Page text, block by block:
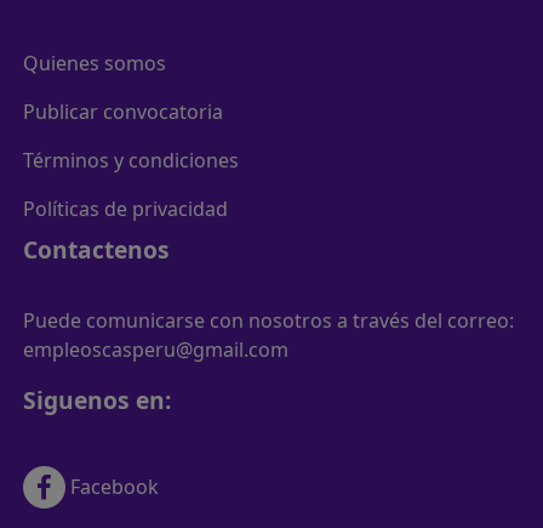
Quienes somos
Publicar convocatoria
Términos y condiciones
Políticas de privacidad
Contactenos
Puede comunicarse con nosotros a través del correo:
empleoscasperu@gmail.com
Siguenos en:
Facebook